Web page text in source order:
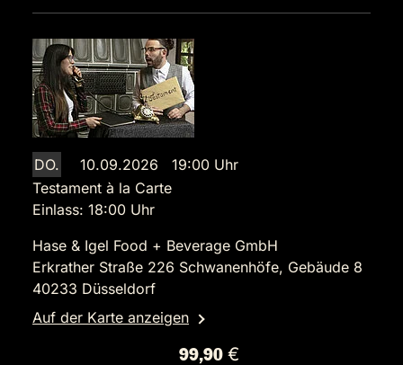
DO.
10.09.2026 19:00 Uhr
Testament à la Carte
Einlass: 18:00 Uhr
Hase & Igel Food + Beverage GmbH
Erkrather Straße 226 Schwanenhöfe, Gebäude 8
40233 Düsseldorf
Auf der Karte anzeigen
99,90 €